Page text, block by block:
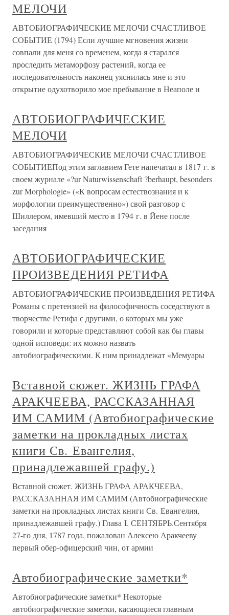
МЕЛОЧИ
АВТОБИОГРАФИЧЕСКИЕ МЕЛОЧИ СЧАСТЛИВОЕ
СОБЫТИЕ (1794) Если лучшие мгновения жизни
совпали для меня со временем, когда я старался
проследить метаморфозу растений, когда ее
последовательность наконец уяснилась мне и это
открытие одухотворило мое пребывание в Неаполе и
АВТОБИОГРАФИЧЕСКИЕ
МЕЛОЧИ
АВТОБИОГРАФИЧЕСКИЕ МЕЛОЧИ СЧАСТЛИВОЕ
СОБЫТИЕПод этим заглавием Гете напечатал в 1817 г. в
своем журнале «?ur Naturwissenschaft ?berhaupt, besonders
zur Morphologie» («К вопросам естествознания и к
морфологии преимущественно») свой разговор с
Шиллером, имевший место в 1794 г. в Йене после
заседания
АВТОБИОГРАФИЧЕСКИЕ
ПРОИЗВЕДЕНИЯ РЕТИФА
АВТОБИОГРАФИЧЕСКИЕ ПРОИЗВЕДЕНИЯ РЕТИФА
Романы с претензией на философичность соседствуют в
творчестве Ретифа с другими, о которых мы уже
говорили и которые представляют собой как бы главы
одной исповеди: их можно назвать
автобиографическими. К ним принадлежат «Мемуары
Вставной сюжет. ЖИЗНЬ ГРАФА
АРАКЧЕЕВА, РАССКАЗАННАЯ
ИМ САМИМ (Автобиографические
заметки на прокладных листах
книги Св. Евангелия,
принадлежавшей графу.)
Вставной сюжет. ЖИЗНЬ ГРАФА АРАКЧЕЕВА,
РАССКАЗАННАЯ ИМ САМИМ (Автобиографические
заметки на прокладных листах книги Св. Евангелия,
принадлежавшей графу.) Глава I. СЕНТЯБРЬ.Сентября
27-го дня, 1787 года, пожалован Алексею Аракчееву
первый обер-офицерский чин, от армии
Автобиографические заметки*
Автобиографические заметки* Некоторые
автобиографические заметки, касающиеся главным